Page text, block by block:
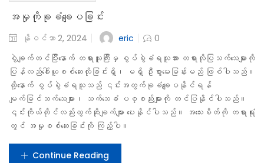
ပုံမှန်အမှုလမ်းကြောင်း
တရားသေလွှတ်ခြင်း
နိုဝင်ဘာ 2, 2024 eric
0
နှင့် ၎င်းတို့မှတင်သွင်းသောမျက်မြင်သက်သေများ၊ သက်သေခံ အထောက်အထား